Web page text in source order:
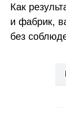
Как
и фабрик,
без